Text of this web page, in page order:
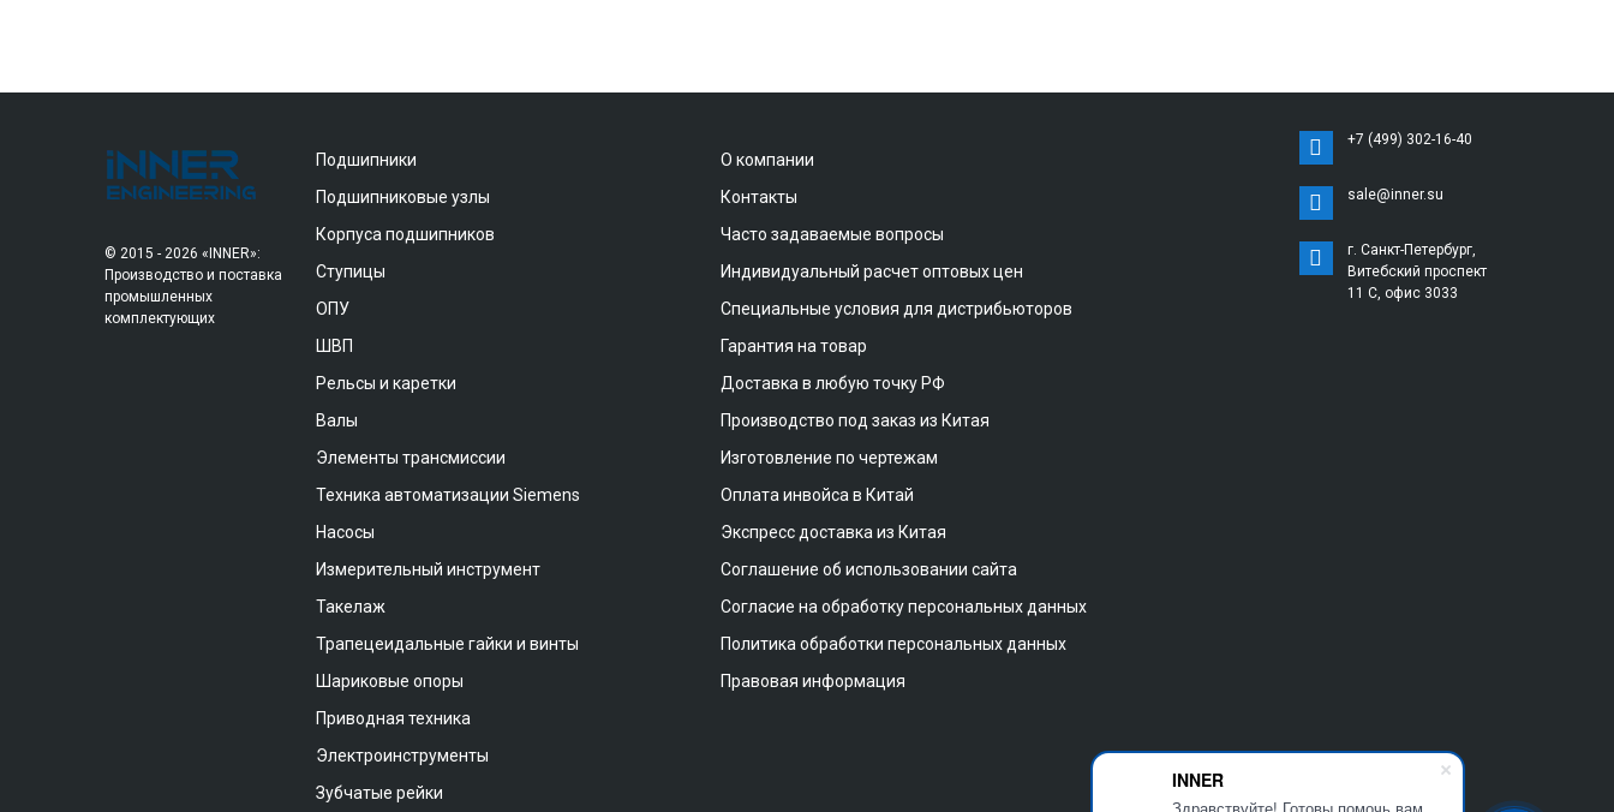
INNER
© 2015 - 2026 «INNER»:
Производство и поставка
промышленных
комплектующих
Подшипники
Подшипниковые узлы
Корпуса подшипников
Ступицы
ОПУ
ШВП
Рельсы и каретки
Валы
Элементы трансмиссии
Техника автоматизации Siemens
Насосы
Измерительный инструмент
Такелаж
Трапецеидальные гайки и винты
Шариковые опоры
Приводная техника
Электроинструменты
Зубчатые рейки
О компании
Контакты
Часто задаваемые вопросы
Индивидуальный расчет оптовых цен
Специальные условия для дистрибьюторов
Гарантия на товар
Доставка в любую точку РФ
Производство под заказ из Китая
Изготовление по чертежам
Оплата инвойса в Китай
Экспресс доставка из Китая
Соглашение об использовании сайта
Согласие на обработку персональных данных
Политика обработки персональных данных
Правовая информация
+7 (499) 302-16-40
sale@inner.su
г. Санкт-Петербург,
Витебский проспект
11 С, офис 3033